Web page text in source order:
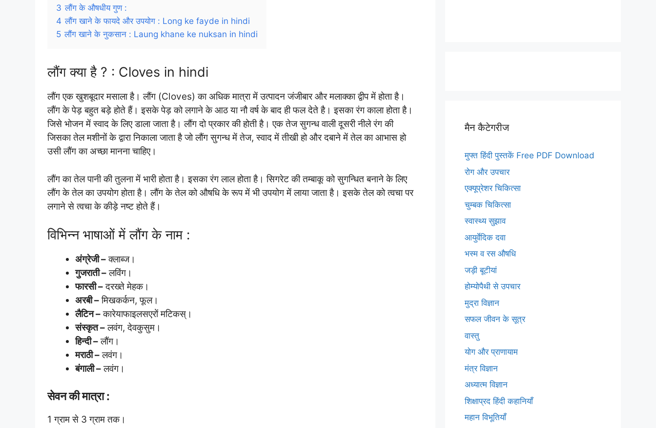
3 लौंग के औषधीय गुण :
4 लौंग खाने के फायदे और उपयोग : Long ke fayde in hindi
5 लौंग खाने के नुकसान : Laung khane ke nuksan in hindi
लौंग क्या है ? : Cloves in hindi
लौंग एक खुशबूदार मसाला है। लौंग (Cloves) का अधिक मात्रा में उत्पादन जंजीबार और मलाक्का द्वीप में होता है।
लौंग के पेड़ बहुत बड़े होते हैं। इसके पेड़ को लगाने के आठ या नौ वर्ष के बाद ही फल देते है। इसका रंग काला होता है।
जिसे भोजन में स्वाद के लिए डाला जाता है। लौंग दो प्रकार की होती है। एक तेज सुगन्ध वाली दूसरी नीले रंग की
जिसका तेल मशीनों के द्वारा निकाला जाता है जो लौंग सुगन्ध में तेज, स्वाद में तीखी हो और दबाने में तेल का आभास हो
उसी लौंग का अच्छा मानना चाहिए।
लौंग का तेल पानी की तुलना में भारी होता है। इसका रंग लाल होता है। सिगरेट की तम्बाकू को सुगन्धित बनाने के लिए
लौंग के तेल का उपयोग होता है। लौंग के तेल को औषधि के रूप में भी उपयोग में लाया जाता है। इसके तेल को त्वचा पर
लगाने से त्वचा के कीड़े नष्ट होते हैं।
विभिन्न भाषाओं में लौंग के नाम :
अंग्रेजी –क्लाब्ज।
गुजराती –लविंग।
फारसी –दरख्ते मेहक।
अरबी –मिखकर्कन, फूल।
लैटिन –कारेयाफाइलसएरों मटिकस्।
संस्कृत –लवंग, देवकुसुम।
हिन्दी –लौंग।
मराठी –लवंग।
बंगाली –लवंग।
सेवन की मात्रा :
1 ग्राम से 3 ग्राम तक।
मैन कैटेगरीज
मुफ्त हिंदी पुस्तकें Free PDF Download
रोग और उपचार
एक्यूप्रेशर चिकित्सा
चुम्बक चिकित्सा
स्वास्थ्य सुझाव
आयुर्वेदिक दवा
भस्म व रस औषधि
जड़ी बूटीयां
होम्योपैथी से उपचार
मुद्रा विज्ञान
सफल जीवन के सूत्र
वास्तु
योग और प्राणायाम
मंत्र विज्ञान
अध्यात्म विज्ञान
शिक्षाप्रद हिंदी कहानियाँ
महान विभूतियाँ